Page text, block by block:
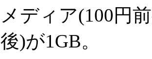
メディア(100円
後)が1GB。